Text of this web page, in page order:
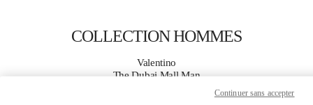
COLLECTION HOMMES
Valentino
The Dubai Mall Man
Continuer sans accepter